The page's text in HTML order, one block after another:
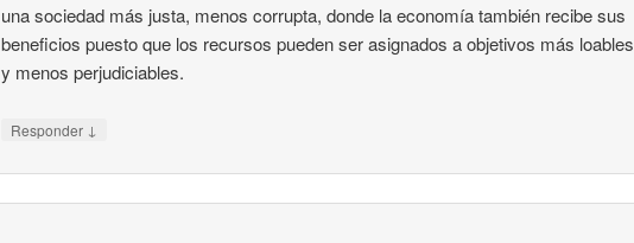
una sociedad más justa, menos corrupta, donde la economía también recibe sus
beneficios puesto que los recursos pueden ser asignados a objetivos más loables
y menos perjudiciables.
Responder ↓